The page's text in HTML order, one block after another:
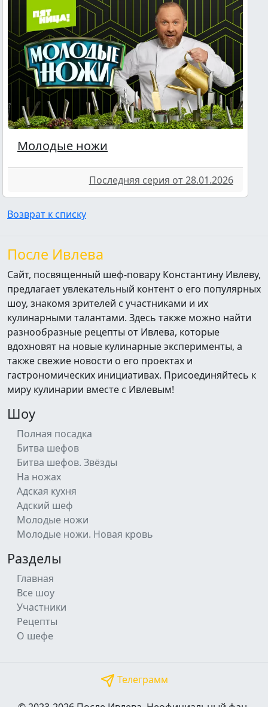
Молодые ножи
Последняя серия от 28.01.2026
Возврат к списку
После Ивлева
Сайт, посвященный шеф-повару Константину Ивлеву,
предлагает увлекательный контент о его популярных
шоу, знакомя зрителей с участниками и их
кулинарными талантами. Здесь также можно найти
разнообразные рецепты от Ивлева, которые
вдохновят на новые кулинарные эксперименты, а
также свежие новости о его проектах и
гастрономических инициативах. Присоединяйтесь к
миру кулинарии вместе с Ивлевым!
Шоу
Полная посадка
Битва шефов
Битва шефов. Звёзды
На ножах
Адская кухня
Адский шеф
Молодые ножи
Молодые ножи. Новая кровь
Разделы
Главная
Все шоу
Участники
Рецепты
О шефе
Телеграмм